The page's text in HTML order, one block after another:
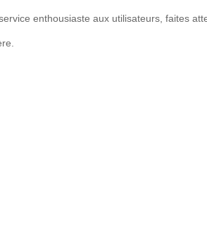
enthousiaste aux utilisateurs, faites